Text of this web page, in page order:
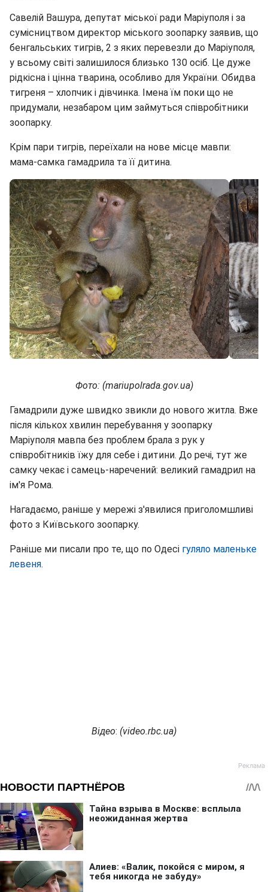
Савелій Вашура, депутат міської ради Маріуполя і за
сумісництвом директор міського зоопарку заявив, що
бенгальських тигрів, 2 з яких перевезли до Маріуполя,
у всьому світі залишилося близько 130 осіб. Це дуже
рідкісна і цінна тварина, особливо для України. Обидва
тигреня – хлопчик і дівчинка. Імена їм поки що не
придумали, незабаром цим займуться співробітники
зоопарку.
Крім пари тигрів, переїхали на нове місце мавпи:
мама-самка гамадрила та її дитина.
Фото: (mariupolrada.gov.ua)
Гамадрили дуже швидко звикли до нового житла. Вже
після кількох хвилин перебування у зоопарку
Маріуполя мавпа без проблем брала з рук у
співробітників їжу для себе і дитини. До речі, тут же
самку чекає і самець-наречений: великий гамадрил на
ім'я Рома.
Нагадаємо, раніше у мережі з'явилися приголомшливі
фото з Київського зоопарку.
Раніше ми писали про те, що по Одесі гуляло маленьке
левеня.
Відео: (video.rbc.ua)